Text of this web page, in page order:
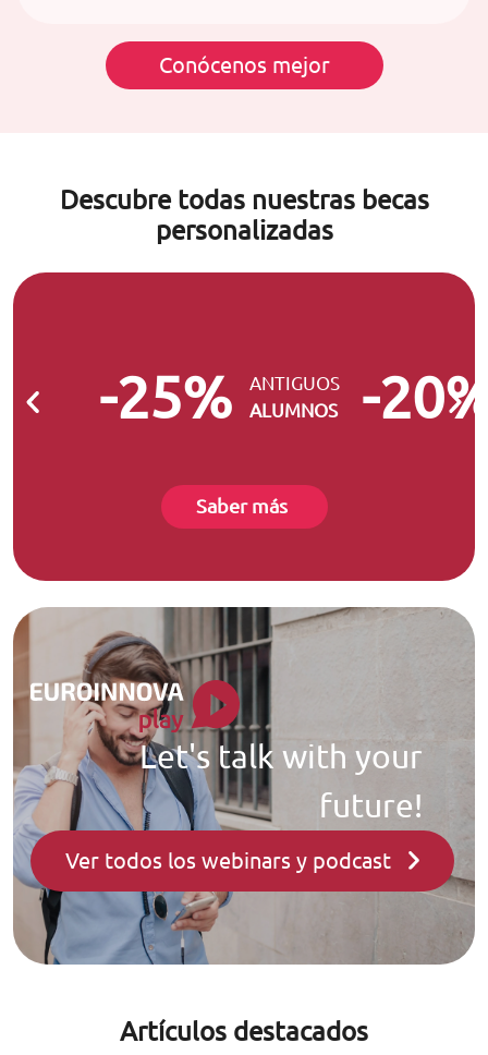
Conócenos mejor
Descubre todas nuestras becas
personalizadas
-25%
ANTIGUOS
ALUMNOS
-
Saber más
Let's talk with your
future!
Ver todos los webinars y podcast
Artículos destacados